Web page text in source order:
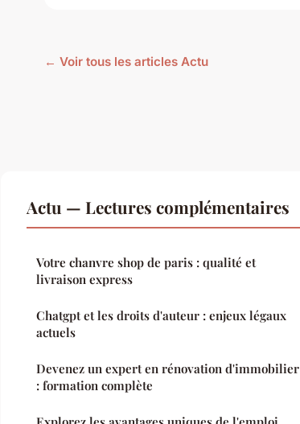
← Voir tous les articles Actu
Actu — Lectures complémentaires
Votre chanvre shop de paris : qualité et
livraison express
Chatgpt et les droits d'auteur : enjeux légaux
actuels
Devenez un expert en rénovation d'immobilier
: formation complète